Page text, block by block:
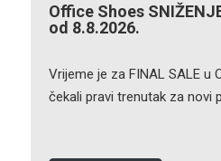
Office Shoes
od 8.8.2026.
Vrijeme je za FINAL SALE u
čekali pravi trenutak za novi